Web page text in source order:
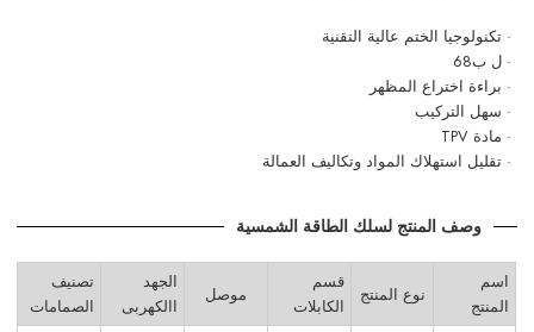
· تكنولوجيا الختم عالية التقنية
· ل ب68
· براءة اختراع المظهر
· سهل التركيب
· مادة TPV
· تقليل استهلاك المواد وتكاليف العمالة
وصف المنتج لسلك الطاقة الشمسية
اسم
المنتج
نوع المنتج
قسم
الكابلات
موصل
الجهد
االكهربى
تصنيف
الصمامات